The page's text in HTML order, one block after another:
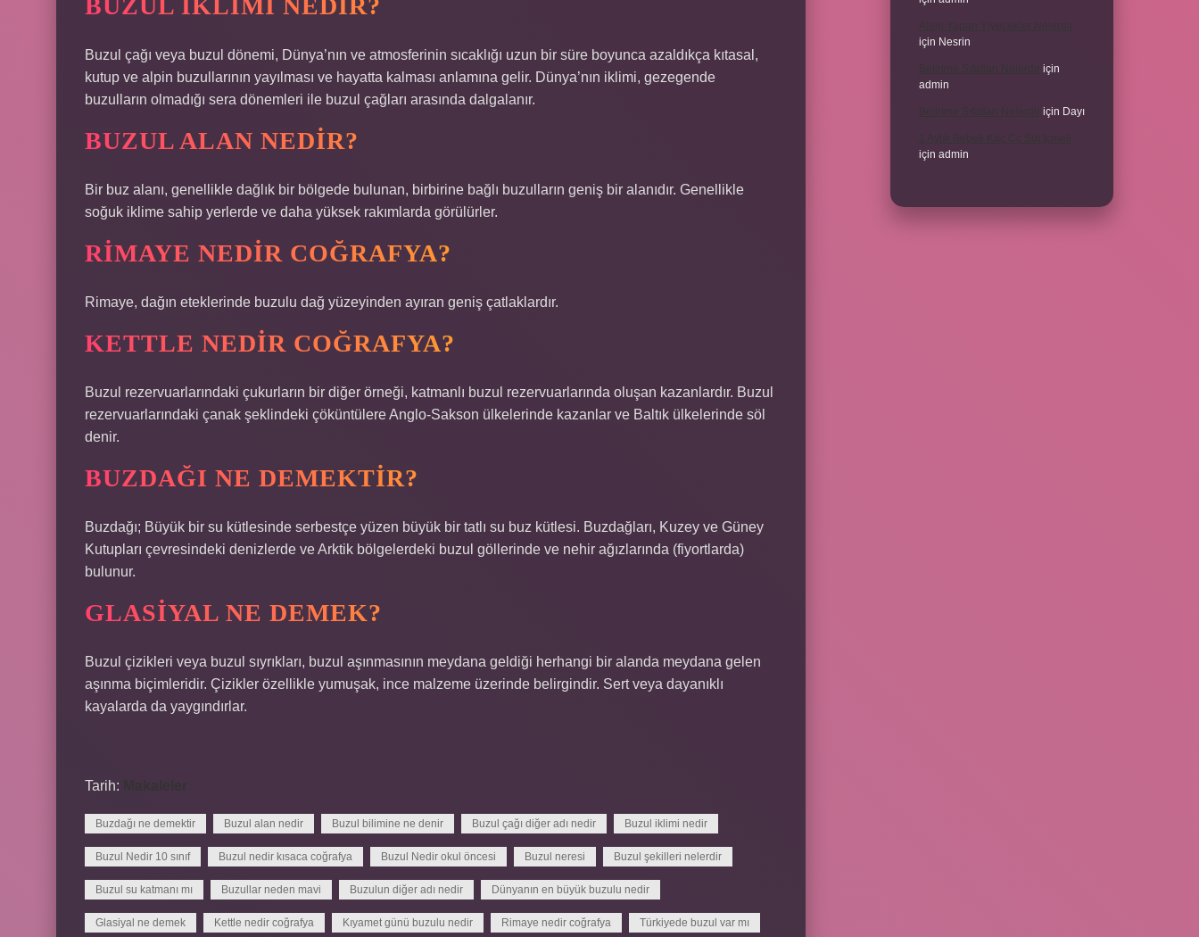
BUZUL IKLIMI NEDIR?
Buzul çağı veya buzul dönemi, Dünya’nın ve atmosferinin sıcaklığı uzun bir süre boyunca azaldıkça kıtasal,
kutup ve alpin buzullarının yayılması ve hayatta kalması anlamına gelir. Dünya’nın iklimi, gezegende
buzulların olmadığı sera dönemleri ile buzul çağları arasında dalgalanır.
BUZUL ALAN NEDIR?
Bir buz alanı, genellikle dağlık bir bölgede bulunan, birbirine bağlı buzulların geniş bir alanıdır. Genellikle
soğuk iklime sahip yerlerde ve daha yüksek rakımlarda görülürler.
RIMAYE NEDIR COĞRAFYA?
Rimaye, dağın eteklerinde buzulu dağ yüzeyinden ayıran geniş çatlaklardır.
KETTLE NEDIR COĞRAFYA?
Buzul rezervuarlarındaki çukurların bir diğer örneği, katmanlı buzul rezervuarlarında oluşan kazanlardır. Buzul
rezervuarlarındaki çanak şeklindeki çöküntülere Anglo-Sakson ülkelerinde kazanlar ve Baltık ülkelerinde söl
denir.
BUZDAĞI NE DEMEKTIR?
Buzdağı; Büyük bir su kütlesinde serbestçe yüzen büyük bir tatlı su buz kütlesi. Buzdağları, Kuzey ve Güney
Kutupları çevresindeki denizlerde ve Arktik bölgelerdeki buzul göllerinde ve nehir ağızlarında (fiyortlarda)
bulunur.
GLASIYAL NE DEMEK?
Buzul çizikleri veya buzul sıyrıkları, buzul aşınmasının meydana geldiği herhangi bir alanda meydana gelen
aşınma biçimleridir. Çizikler özellikle yumuşak, ince malzeme üzerinde belirgindir. Sert veya dayanıklı
kayalarda da yaygındırlar.
Tarih:
Buzdağı ne demektir Buzul alan nedir Buzul bilimine ne denir Buzul çağı diğer adı nedir Buzul iklimi nedir
Buzul Nedir 10 sınıf Buzul nedir kısaca coğrafya Buzul Nedir okul öncesi Buzul neresi Buzul şekilleri nelerdir
Buzul su katmanı mı Buzullar neden mavi Buzulun diğer adı nedir Dünyanın en büyük buzulu nedir
Glasiyal ne demek Kettle nedir coğrafya Kıyamet günü buzulu nedir Rimaye nedir coğrafya Türkiyede buzul var mı
için Nesrin
için
admin
için Dayı
için admin